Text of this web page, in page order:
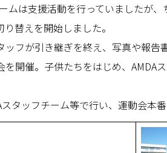
ムは支援活動を行っていましたが
替えを開始しました。
フが引き継ぎを終え、写真や報告
開催。子供たちをはじめ、
タッフチーム等で行い、運動会本